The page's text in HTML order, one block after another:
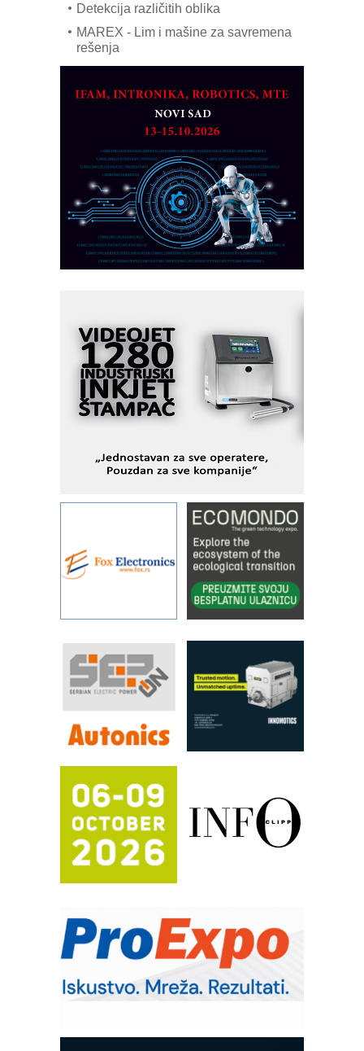
Detekcija različitih oblika
MAREX - Lim i mašine za savremena
rešenja
partner
CTO - Prilagodite svoju toplinsku
Razvoj asortimanskog pravca MINI-
PLC AKYTEC
AUKOM: Svetski standard metrologije
dostupan u Srbiji
MOTOMAN – NEXT-Robotika vođena
veštačkom inteligencijom
I.SAFE MOBILE revolucioniše
Fleksibilno stezanje i brzo
podešavanje u proizvodnji prototipova
KIP KOP – napredna rešenja za
savremene industrijske i logističke
objekte
Alba d.o.o. – 35 godina preciznosti u
IBeRTIM - oprema za ispitivanje
STAUFF – Komponente koje
povećavaju pouzdanost hidrauličkih
YAMADA pumpe – japanska
pouzdanost u transferu fluida
Filtration Group Industrial – Napredna
rešenja za filtraciju u hidrauličkim i
RILINEX kompanije Rittal
FANUC: Najbolje za vašu pametnu
automatizaciju
Efikasno upravljanje energijom
Automatizacija pakovanja · Display
Potpuna efikasnost bez složenih
sistema
Trajna oznaka kao dugoročna korist
Bezbednost na prvom mestu!
IB BLUMENAUER - više od 40 godina
poverenja u industriji
– Pametna signalizacija za efikasnije
upravljanje mašinama
Sigurnije ispitivanje transformatora u
solarnim elektranama i vetroparkovima
Pranje točkova na gradilištu- standard
Proizvodnja iC7 Hybrid 1500 VDC